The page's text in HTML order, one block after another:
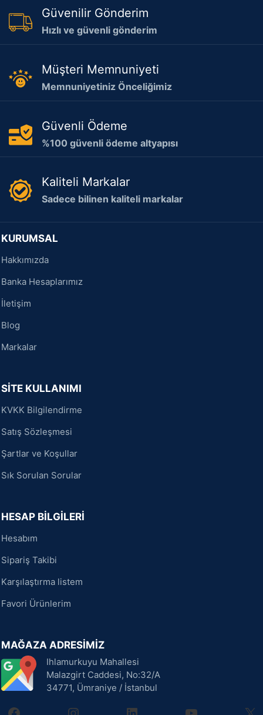
Güvenilir Gönderim
Hızlı ve güvenli gönderim
Müşteri Memnuniyeti
Memnuniyetiniz Önceliğimiz
Güvenli Ödeme
%100 güvenli ödeme altyapısı
Kaliteli Markalar
Sadece bilinen kaliteli markalar
KURUMSAL
Hakkımızda
Banka Hesaplarımız
İletişim
Blog
Markalar
SİTE KULLANIMI
KVKK Bilgilendirme
Satış Sözleşmesi
Şartlar ve Koşullar
Sık Sorulan Sorular
HESAP BİLGİLERİ
Hesabım
Sipariş Takibi
Karşılaştırma listem
Favori Ürünlerim
MAĞAZA ADRESİMİZ
Ihlamurkuyu Mahallesi
Malazgirt Caddesi, No:32/A
34771, Ümraniye / İstanbul